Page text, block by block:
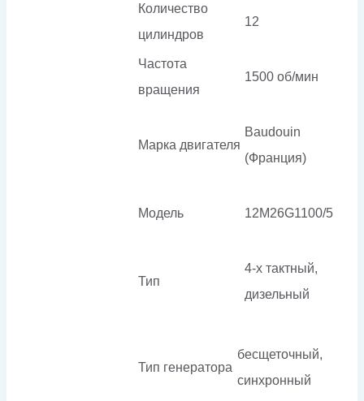
Количество
цилиндров
12
Частота
вращения
1500 об/мин
Марка двигателя
Baudouin
(Франция)
Модель 12M26G1100/5
Тип
4-х тактный,
дизельный
Тип генератора
бесщеточный,
синхронный